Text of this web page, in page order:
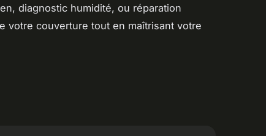
diagnostic humidité, ou réparation
votre couverture tout en maîtrisant votre